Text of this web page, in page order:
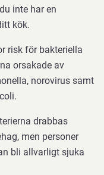
inte har en
kök.
risk för bakteriella
orsakade av
norovirus samt
drabbas
men personer
bli allvarligt sjuka